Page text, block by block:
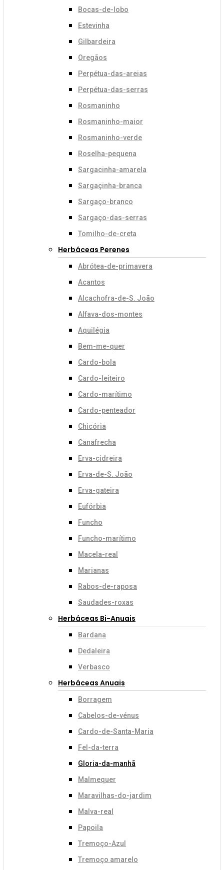
Bocas-de-lobo
Estevinha
Gilbardeira
Oregãos
Perpétua-das-areias
Perpétua-das-serras
Rosmaninho
Rosmaninho-maior
Rosmaninho-verde
Roselha-pequena
Sargacinha-amarela
Sargaçinha-branca
Sargaço-branco
Sargaço-das-serras
Tomilho-de-creta
Herbáceas Perenes
Abrótea-de-primavera
Acantos
Alcachofra-de-S. João
Alfava-dos-montes
Aquilégia
Bem-me-quer
Cardo-bola
Cardo-leiteiro
Cardo-marítimo
Cardo-penteador
Chicória
Canafrecha
Erva-cidreira
Erva-de-S. João
Erva-gateira
Eufórbia
Funcho
Funcho-marítimo
Macela-real
Marianas
Rabos-de-raposa
Saudades-roxas
Herbáceas Bi-Anuais
Bardana
Dedaleira
Verbasco
Herbáceas Anuais
Borragem
Cabelos-de-vénus
Cardo-de-Santa-Maria
Fel-da-terra
Gloria-da-manhã
Malmequer
Maravilhas-do-jardim
Malva-real
Papoila
Tremoço-Azul
Tremoço amarelo